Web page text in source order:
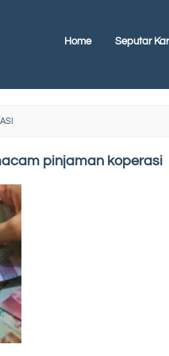
Home Seputar
pinjaman koperasi